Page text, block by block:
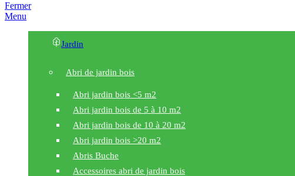
Fermer
Menu
Jardin
Abri de jardin bois
Abri jardin bois <5 m2
Abri jardin bois de 5 à 10 m2
Abri jardin bois de 10 à 20 m2
Abri jardin bois >20 m2
Abris Buche
Accessoires abri de jardin bois